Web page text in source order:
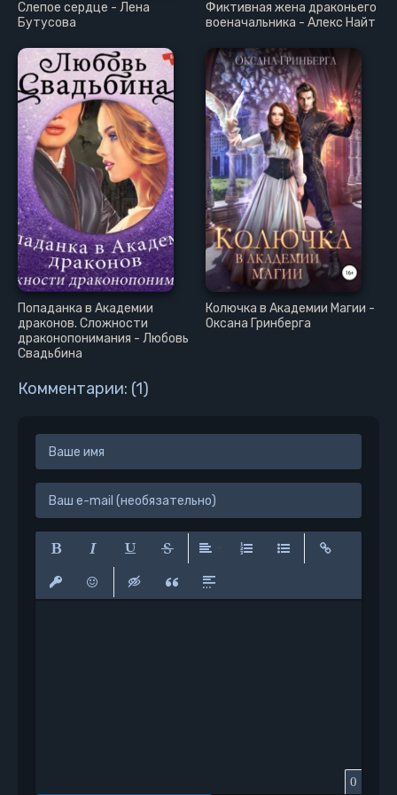
Слепое сердце - Лена
Бутусова
Фиктивная жена драконьего
военачальника - Алекс Найт
Попаданка в Академии
драконов. Сложности
драконопонимания - Любовь
Свадьбина
Колючка в Академии Магии -
Оксана Гринберга
Комментарии: (1)
Полужирный
Курсив Подчеркнутый
0